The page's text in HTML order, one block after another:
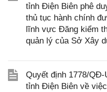
tỉnh Điện Biên phê
thủ tục hành chính
lĩnh vực Đăng kiểm
quản lý của Sở Xây
Quyết định 1778/QĐ-
tỉnh Điện Biên về